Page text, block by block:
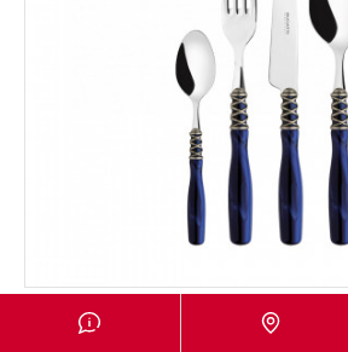
Set 24 pezzi in scatola Gallery - colore Blu -